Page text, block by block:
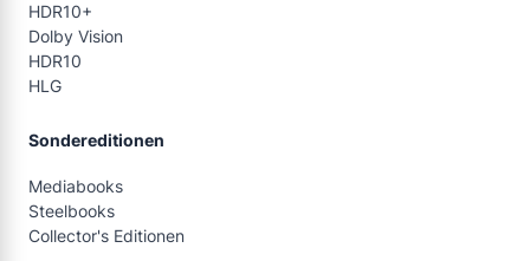
HDR10+
Dolby Vision
HDR10
HLG
Sondereditionen
Mediabooks
Steelbooks
Collector's Editionen